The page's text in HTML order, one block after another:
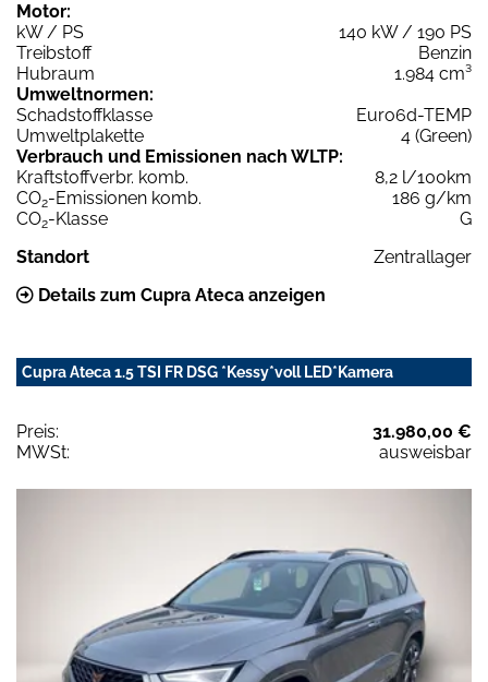
Motor:
kW / PS
140 kW / 190 PS
Treibstoff
Benzin
Hubraum
1.984 cm³
Umweltnormen:
Schadstoffklasse
Euro6d-TEMP
Umweltplakette
4 (Green)
Verbrauch und Emissionen nach WLTP:
Kraftstoffverbr. komb.
8,2 l/100km
CO2-Emissionen komb.
186 g/km
CO2-Klasse
G
Standort
Zentrallager
Details zum Cupra Ateca anzeigen
Cupra Ateca 1.5 TSI FR DSG *Kessy*voll LED*Kamera
Preis:
31.980,00 €
MWSt:
ausweisbar